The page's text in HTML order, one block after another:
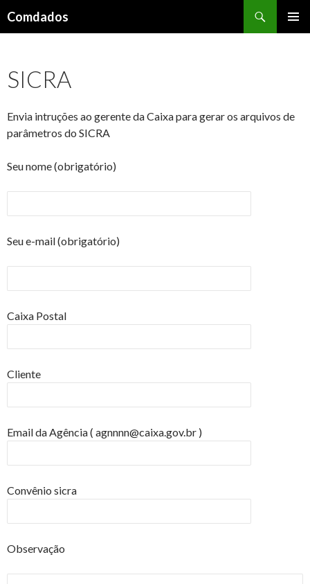
Comdados
CONTEÚDO
SICRA
Envia intruções ao gerente da Caixa para gerar os arquivos de
parâmetros do SICRA
Seu nome (obrigatório)
Seu e-mail (obrigatório)
Caixa Postal
Cliente
Email da Agência ( agnnnn@caixa.gov.br )
Convênio sicra
Observação